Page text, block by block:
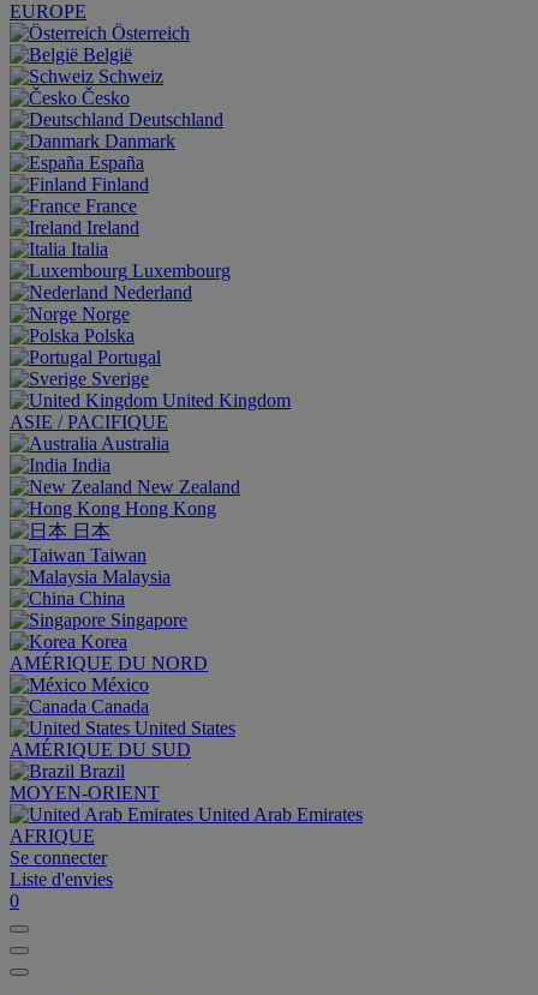
EUROPE
Österreich
België
Schweiz
Česko
Deutschland
Danmark
España
Finland
France
Ireland
Italia
Luxembourg
Nederland
Norge
Polska
Portugal
Sverige
United Kingdom
ASIE / PACIFIQUE
Australia
India
New Zealand
Hong Kong
日本
Taiwan
Malaysia
China
Singapore
Korea
AMÉRIQUE DU NORD
México
Canada
United States
AMÉRIQUE DU SUD
Brazil
MOYEN-ORIENT
United Arab Emirates
AFRIQUE
Se connecter
Liste d'envies
0